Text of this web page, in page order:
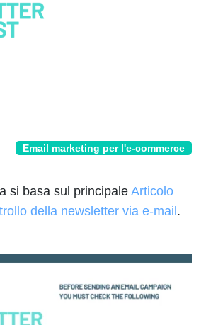
Email marketing per l'e-commerce
si basa sul principale Articolo
della newsletter via e-mail .